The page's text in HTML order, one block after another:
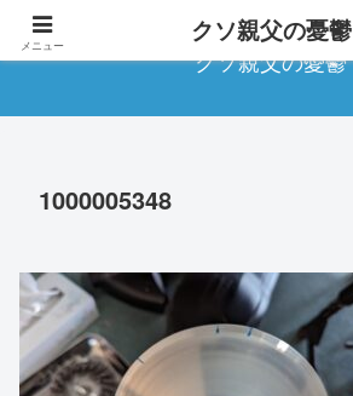
クソ親父の憂鬱
1000005348
メニュー クソ親父の憂鬱